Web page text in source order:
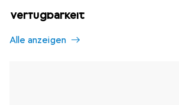
Verfügbarkeit
Alle anzeigen